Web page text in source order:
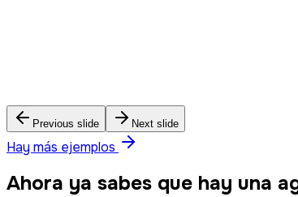
Previous slide Next slide
Hay más ejemplos
Ahora ya sabes que hay una